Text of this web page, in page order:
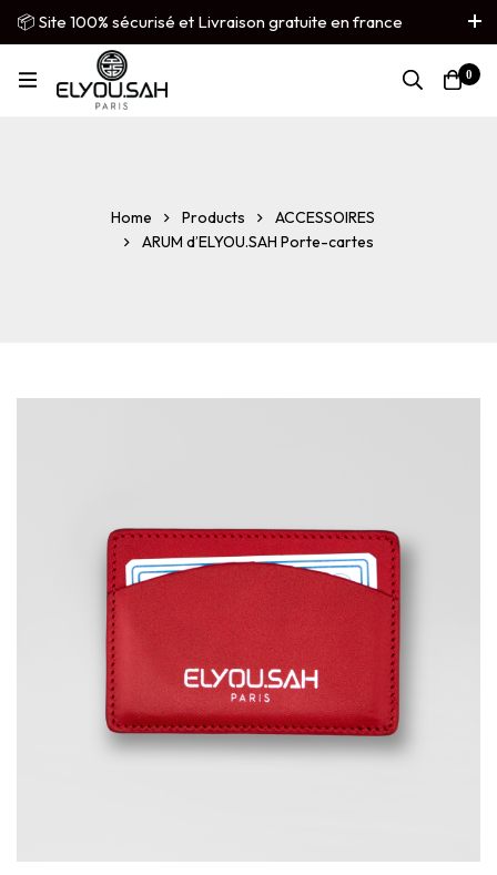
📦 Site 100% sécurisé et Livraison gratuite en france
métropolitaine
French ▼
0
Home Products
ACCESSOIRES
ARUM d’ELYOU.SAH Porte-cartes